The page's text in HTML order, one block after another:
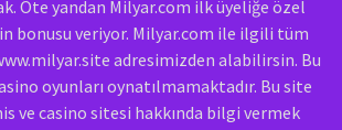
Öte yandan Milyar.com ilk üyeliğe özel
bonusu veriyor. Milyar.com ile ilgili tüm
adresimizden alabilirsin. Bu
oyunları oynatılmamaktadır. Bu site
ve casino sitesi hakkında bilgi vermek